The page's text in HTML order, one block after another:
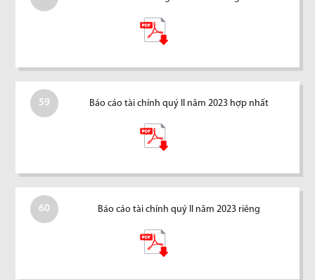
59 Báo cáo tài chính quý II năm 2023 hợp nhất
60 Báo cáo tài chính quý II năm 2023 riêng